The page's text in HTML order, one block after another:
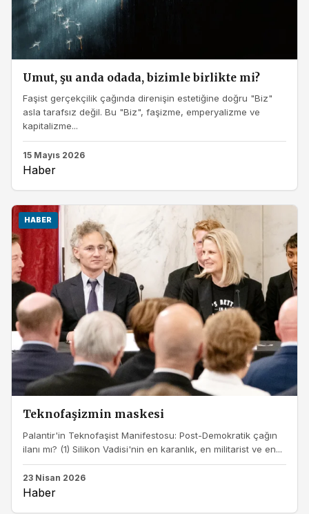
Umut, şu anda odada, bizimle birlikte mi?
Faşist gerçekçilik çağında direnişin estetiğine doğru "Biz"
asla tarafsız değil. Bu "Biz", faşizme, emperyalizme ve
kapitalizme...
15 Mayıs 2026
Haber
HABER
Teknofaşizmin maskesi
Palantir'in Teknofaşist Manifestosu: Post-Demokratik çağın
ilanı mı? (1) Silikon Vadisi'nin en karanlık, en militarist ve en...
23 Nisan 2026
Haber